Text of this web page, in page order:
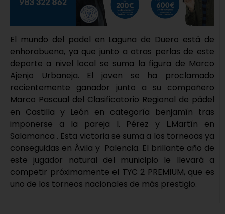
El mundo del padel en Laguna de Duero está de
enhorabuena, ya que junto a otras perlas de este
deporte a nivel local se suma la figura de Marco
Ajenjo Urbaneja. El joven se ha proclamado
recientemente ganador junto a su compañero
Marco Pascual del Clasificatorio Regional de pádel
en Castilla y León en categoría benjamín tras
imponerse a la pareja I. Pérez y L.Martín en
Salamanca . Esta victoria se suma a los torneoas ya
conseguidas en Ávila y Palencia. El brillante año de
este jugador natural del municipio le llevará a
competir próximamente el TYC 2 PREMIUM, que es
uno de los torneos nacionales de más prestigio.